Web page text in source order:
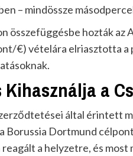
– mindössze
összefüggésbe hozták az
€) vételára elriasztotta
Kihasználja a
által érintett
Borussia Dortmund
a helyzetre, és